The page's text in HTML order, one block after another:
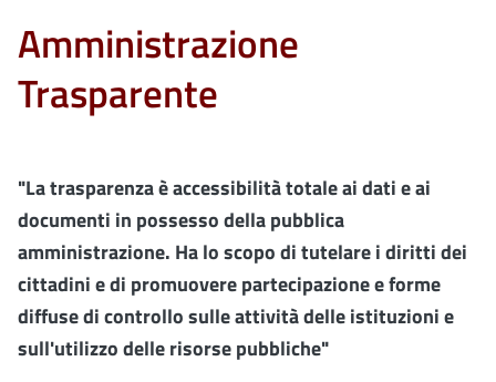
Amministrazione
Trasparente
"La trasparenza è accessibilità totale ai dati e ai
documenti in possesso della pubblica
amministrazione. Ha lo scopo di tutelare i diritti dei
cittadini e di promuovere partecipazione e forme
diffuse di controllo sulle attività delle istituzioni e
sull'utilizzo delle risorse pubbliche"